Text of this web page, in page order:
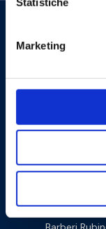
Marketing